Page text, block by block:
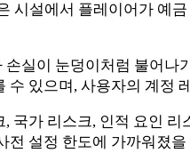
설에서 플레이어가 예
실이 눈덩이처럼 불어
있으며, 사용자의 계정
가 리스크, 인적 요인
설정 한도에 가까워졌